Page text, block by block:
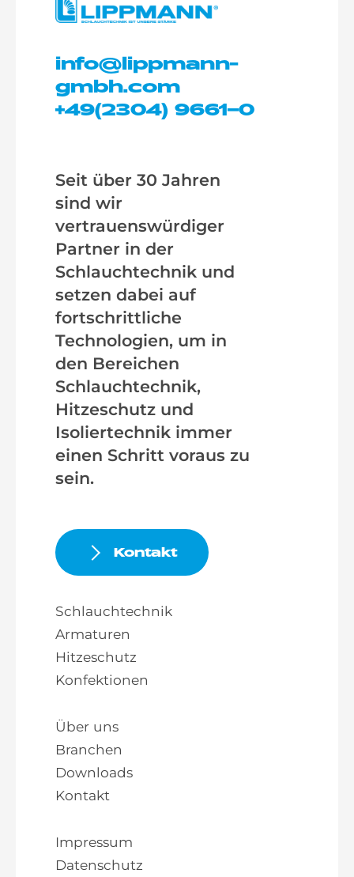
info@lippmann-
gmbh.com
+49(2304) 9661–0
Seit über 30 Jahren
sind wir
vertrauenswürdiger
Partner in der
Schlauchtechnik und
setzen dabei auf
fortschrittliche
Technologien, um in
den Bereichen
Schlauchtechnik,
Hitzeschutz und
Isoliertechnik immer
einen Schritt voraus zu
sein.
Kontakt
Schlauchtechnik
Armaturen
Hitzeschutz
Konfektionen
Über uns
Branchen
Downloads
Kontakt
Impressum
Datenschutz